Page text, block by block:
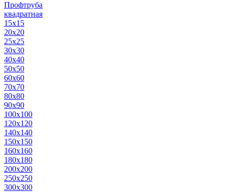
Профтруба
квадратная
15х15
20х20
25х25
30х30
40х40
50х50
60х60
70х70
80х80
90х90
100х100
120х120
140х140
150х150
160х160
180х180
200х200
250х250
300х300